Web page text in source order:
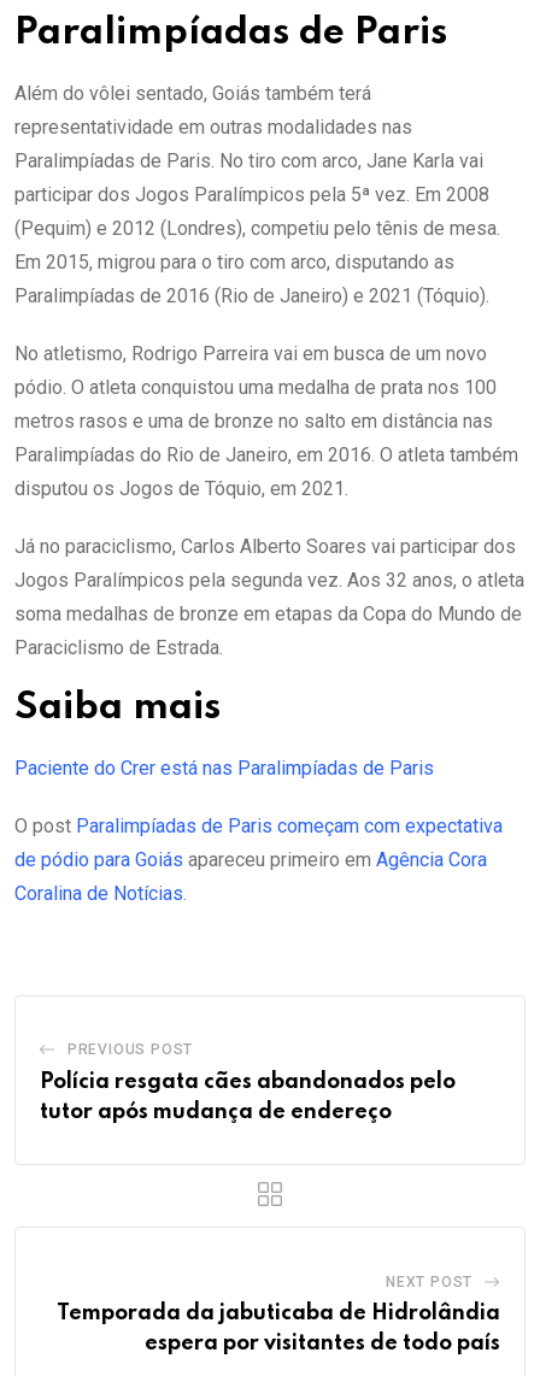
Paralimpíadas de Paris
Além do vôlei sentado, Goiás também terá
representatividade em outras modalidades nas
Paralimpíadas de Paris. No tiro com arco, Jane Karla vai
participar dos Jogos Paralímpicos pela 5ª vez. Em 2008
(Pequim) e 2012 (Londres), competiu pelo tênis de mesa.
Em 2015, migrou para o tiro com arco, disputando as
Paralimpíadas de 2016 (Rio de Janeiro) e 2021 (Tóquio).
No atletismo, Rodrigo Parreira vai em busca de um novo
pódio. O atleta conquistou uma medalha de prata nos 100
metros rasos e uma de bronze no salto em distância nas
Paralimpíadas do Rio de Janeiro, em 2016. O atleta também
disputou os Jogos de Tóquio, em 2021.
Já no paraciclismo, Carlos Alberto Soares vai participar dos
Jogos Paralímpicos pela segunda vez. Aos 32 anos, o atleta
soma medalhas de bronze em etapas da Copa do Mundo de
Paraciclismo de Estrada.
Saiba mais
Paciente do Crer está nas Paralimpíadas de Paris
O post Paralimpíadas de Paris começam com expectativa
de pódio para Goiás apareceu primeiro em Agência Cora
Coralina de Notícias
PREVIOUS POST
Polícia resgata cães abandonados pelo
tutor após mudança de endereço
NEXT POST
Temporada da jabuticaba de Hidrolândia
espera por visitantes de todo país